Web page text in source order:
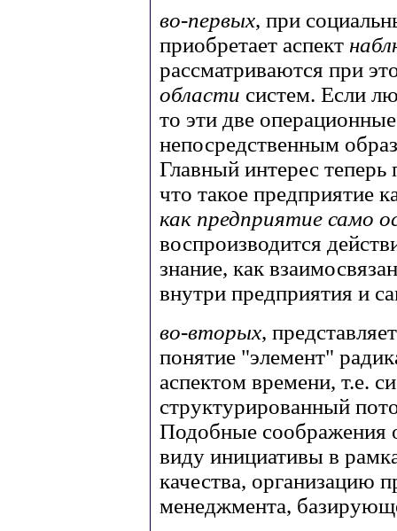
во-первых, при
приобретает аспект
рассматриваются при
области систем. Если
то эти две
непосредственным
Главный интерес теперь
что такое предприятие
как предприятие само
воспроизводится
знание, как
внутри предприятия и
во-вторых,
понятие "элемент"
аспектом времени, т.е.
структурированный
Подобные соображения
виду инициативы в
качества, организацию
менеджмента,